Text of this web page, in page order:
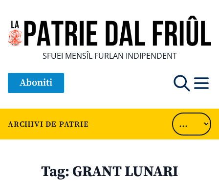
SFUEI MENSÎL FURLAN INDIPENDENT
Aboniti
ARCHIVI DE PATRIE
Tag: GRANT LUNARI